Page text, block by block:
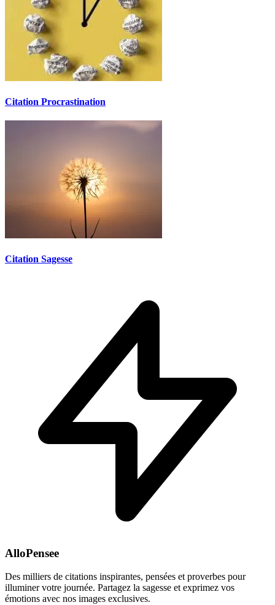
Citation Procrastination
Citation Sagesse
AlloPensee
Des milliers de citations inspirantes, pensées et proverbes pour
illuminer votre journée. Partagez la sagesse et exprimez vos
émotions avec nos images exclusives.